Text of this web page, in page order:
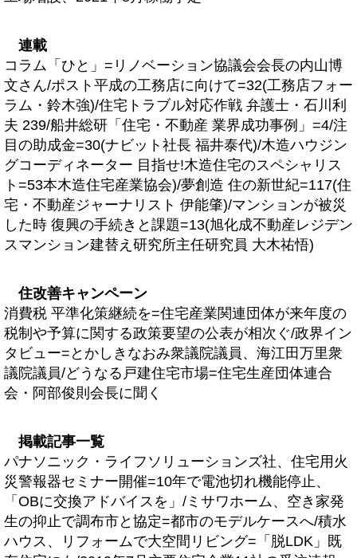
連載
コラム「ひと」=リノベーション協議会会長の内山博
文さん/ポスト平成の工務店に向けて=32(工務店フォー
ラム・鈴木強)/住宅トラブル対応作戦 弁護士・石川利
夫 239/船井総研「住宅・不動産 業界成功事例」=4/注
目の助成金=30(ナビット社長 福井泰代)/木造ハウジン
グコーディネーター 目指せ!木造住宅のスペシャリス
ト=53本木造住宅産業協会)/夢創造 住の新世紀=117(住
宅・不動産ジャーナリスト 伊能肇)/マンションが被災
した時 復興の手続きと課題=13(旭化成不動産レジデン
スマンション建替え研究所主任研究員 大木祐悟)
住改善キャンペーン
消費税 平準化策継続を=住宅産業関連団体が来年度の
税制や予算に関する政策要望の公表が相次ぐ/政界イン
タビュー=とかしきなおみ衆議院議員、海江田万里衆
議院議員/どうなる戸建住宅市場=住宅生産団体連合
会・阿部俊則会長に聞く
掲載記事一覧
パナソニック・ライフソリューションズ社、住宅用火
災警報器セミナー開催=10年で電池切れ機能停止、
「OBに交換アドバイスを」/ミサワホーム、空き家発
生の抑止で調布市と協定=都市のモデルケースへ/積水
ハウス、リフォームで大空間リビング=「脱LDK」既